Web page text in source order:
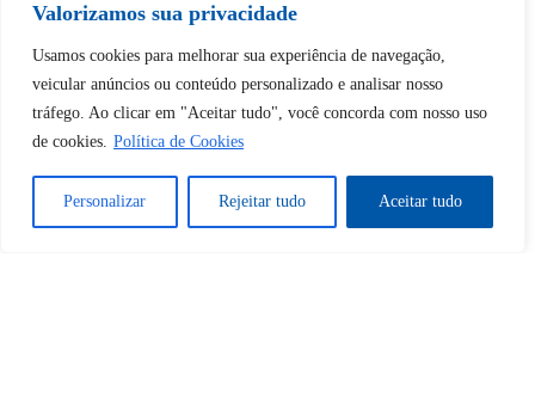
Valorizamos sua privacidade
Usamos cookies para melhorar sua experiência de navegação,
veicular anúncios ou conteúdo personalizado e analisar nosso
tráfego. Ao clicar em "Aceitar tudo", você concorda com nosso uso
de cookies. Política de Cookies
Personalizar Rejeitar tudo Aceitar tudo
Tem certeza de que deseja
desbloquear esta publicação?
Desbloquear esquerda : 0
Sim Não